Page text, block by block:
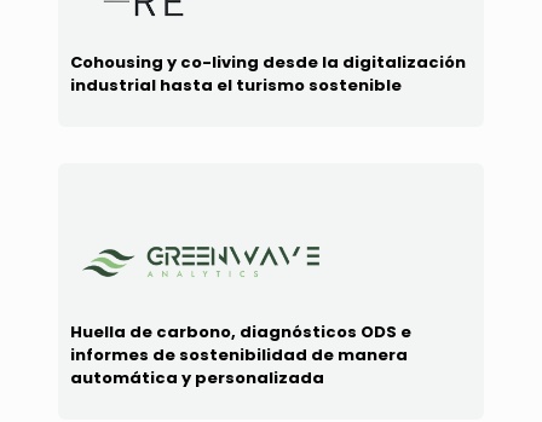
Cohousing y co-living desde la digitalización
industrial hasta el turismo sostenible
Huella de carbono, diagnósticos ODS e
informes de sostenibilidad de manera
automática y personalizada